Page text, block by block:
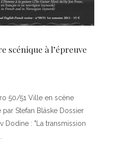
scénique à l’épreuve
50/51 Ville en scène
Stefan Bläske Dossier
Dodine : "La transmission